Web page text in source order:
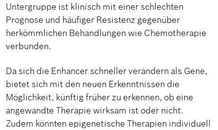
Untergruppe ist klinisch mit einer schlechten
Prognose und häufiger Resistenz gegenüber
herkömmlichen Behandlungen wie Chemotherapie
verbunden.
Da sich die Enhancer schneller verändern als Gene,
bietet sich mit den neuen Erkenntnissen die
Möglichkeit, künftig früher zu erkennen, ob eine
angewandte Therapie wirksam ist oder nicht.
Zudem könnten epigenetische Therapien individuell